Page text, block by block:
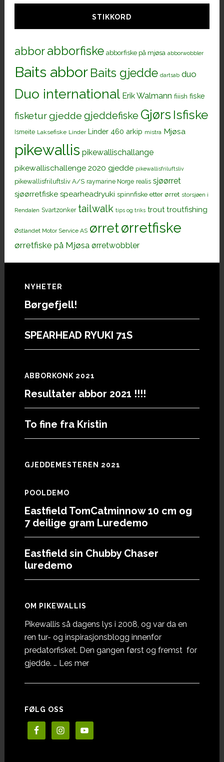
STIKKORD
abborabborfiske abborfiske på mjøsa abborwobbler
Baits abbor Baits gjedde dartsab duo
Duo international Erik Walmann fiiish fiske
fisketurgjedde gjeddefiske Gjørs Isfiske
Ismeite Laksefiske Linder Linder 460 arkip mistra Mjøsa
pikewallis pikewallischallange
pikewallischallenge 2020 gjedde pikewallisfriluftsliv
pikewallisfriluftsliv A/S raymarine Norge realis sjøørret
sjøørretfiske spearheadryuki spinnfiske etter ørret storsjøen i
Rendalen Svartzonker tailwalk tips og triks trout troutfishing
Østlandet Motor Service AS ørretørretfiske
ørretfiske på Mjøsa ørretwobbler
Footer
NYHETER
Børgefjell!
SPEARHEAD RYUKI 71S
ABBORKONK 2021
Resultater abbor 2021 !!!!
To fine fra Kristin
GJEDDEMESTEREN 2021
POOLDEMO
Eastfield TomCatminnow 10 cm og
7 deilige gram Luredemo
Eastfield sin Chubby Chaser
luredemo
OM PIKEWALLIS
Pikewallis så dagens lys i 2008, og var da en
ren tur- og inspirasjonsblogg innenfor
predatorfisket. Den gangen først og fremst for
gjedde. … Les meromOm
FØLG OSS